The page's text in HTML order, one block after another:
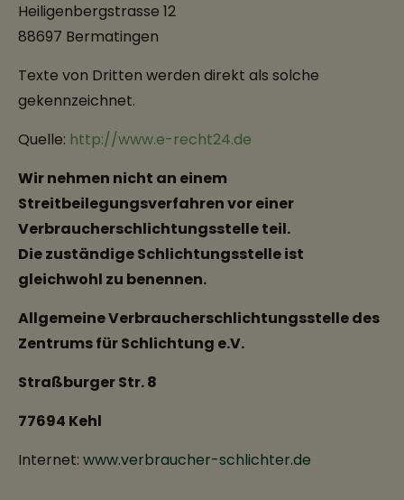
Heiligenbergstrasse 12
88697 Bermatingen
Texte von Dritten werden direkt als solche
gekennzeichnet.
Quelle: http://www.e-recht24.de
Wir nehmen nicht an einem
Streitbeilegungsverfahren vor einer
Verbraucherschlichtungsstelle teil.
Die zuständige Schlichtungsstelle ist
gleichwohl zu benennen.
Allgemeine Verbraucherschlichtungsstelle des
Zentrums für Schlichtung e.V.
Straßburger Str. 8
77694 Kehl
Internet: www.verbraucher-schlichter.de